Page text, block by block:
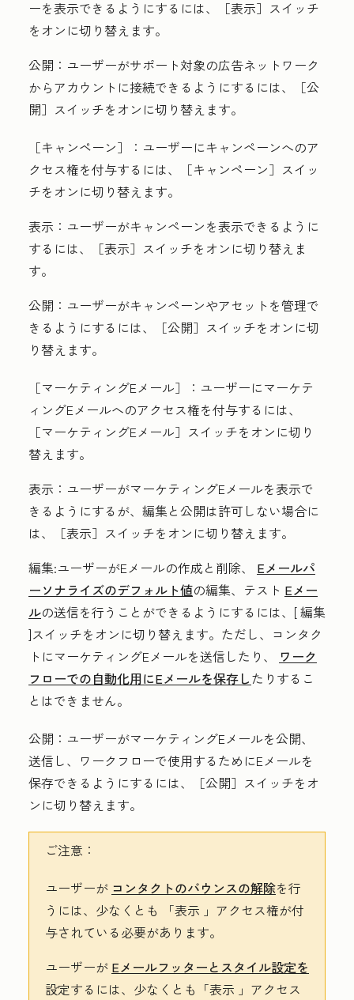
ーを表示できるようにするには、［表示］ スイッチ
をオンに切り替えます。
公開 ：ユーザーがサポート対象の広告ネットワーク
からアカウントに接続できるようにするには、［公
開］ スイッチをオンに切り替えます。
［キャンペーン］： ユーザーにキャンペーンへのア
クセス権を付与するには、［キャンペーン］ スイッ
チをオンに切り替えます。
表示 ：ユーザーがキャンペーンを表示できるように
するには、［表示］ スイッチをオンに切り替えま
す。
公開 ：ユーザーがキャンペーンやアセットを管理で
きるようにするには、［公開］ スイッチをオンに切
り替えます。
［マーケティングEメール］： ユーザーにマーケテ
ィングEメールへのアクセス権を付与するには、
［マーケティングEメール］ スイッチをオンに切り
替えます。
表示 ：ユーザーがマーケティングEメールを表示で
きるようにするが、編集と公開は許可しない場合に
は、［表示］ スイッチをオンに切り替えます。
編集:ユーザーがEメールの作成と削除、 Eメールパ
ーソナライズのデフォルト値の編集、テスト Eメー
ルの送信を行うことができるようにするには、[編集
]スイッチをオンに切り替えます。ただし、コンタク
トにマーケティングEメールを送信したり、 ワーク
フローでの自動化用にEメールを保存したりするこ
とはできません。
公開 ：ユーザーがマーケティングEメールを公開、
送信し、ワークフローで使用するためにEメールを
保存できるようにするには、［公開］ スイッチをオ
ンに切り替えます。
ご注意：
ユーザーが コンタクトのバウンスの解除を行
うには、少なくとも
「表示 」アクセス権が付
与されている必要があります。
ユーザーが Eメールフッターとスタイル設定を
設定するには、少なくとも 「表示 」アクセス